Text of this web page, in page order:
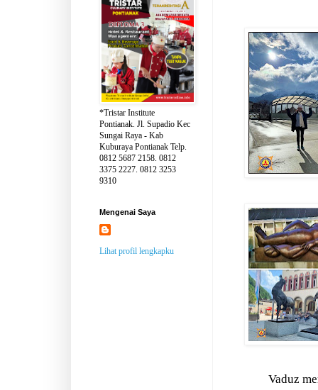
Vaduz
*Tristar Institute
Pontianak. Jl. Supadio Kec
Sungai Raya - Kab
Kuburaya Pontianak Telp.
0812 5687 2158. 0812
3375 2227. 0812 3253
9310
Mengenai Saya
Lihat profil lengkapku